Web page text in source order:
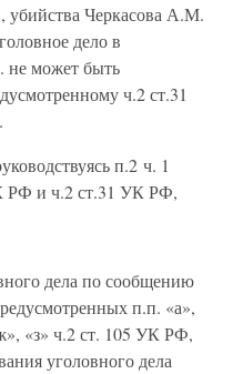
Черкасова А.М.
дело в
может быть
ч.2 ст.31
п.2 ч. 1
РФ и ч.2 ст.31 УК РФ,
дела по сообщению
п.п. «а»,
«з» ч.2 ст. 105 УК РФ,
уголовного дела